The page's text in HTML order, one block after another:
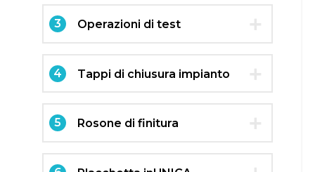
3 Operazioni di test
4 Tappi di chiusura impianto
5 Rosone di finitura